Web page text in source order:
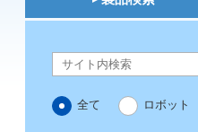
全て ロボット